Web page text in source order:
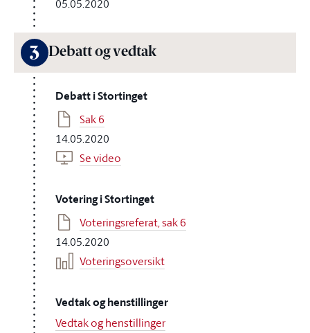
05.05.2020
3 Debatt og vedtak
Debatt i Stortinget
Sak 6
14.05.2020
Se video
Votering i Stortinget
Voteringsreferat, sak 6
14.05.2020
Voteringsoversikt
Vedtak og henstillinger
Vedtak og henstillinger